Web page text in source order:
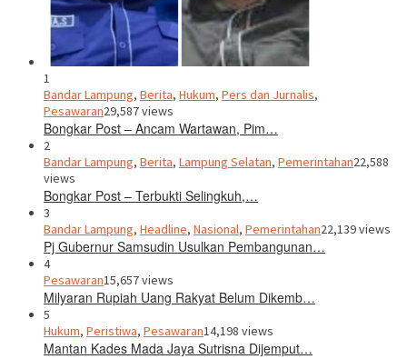
1
Bandar Lampung, Berita, Hukum, Pers dan Jurnalis,
Pesawaran29,587 views
Bongkar Post – Ancam Wartawan, Pim…
2
Bandar Lampung, Berita, Lampung Selatan, Pemerintahan22,588
views
Bongkar Post – Terbukti Selingkuh,…
3
Bandar Lampung, Headline, Nasional, Pemerintahan22,139 views
Pj Gubernur Samsudin Usulkan Pembangunan…
4
Pesawaran15,657 views
Milyaran Rupiah Uang Rakyat Belum Dikemb…
5
Hukum, Peristiwa, Pesawaran14,198 views
Mantan Kades Mada Jaya Sutrisna Dijemput…